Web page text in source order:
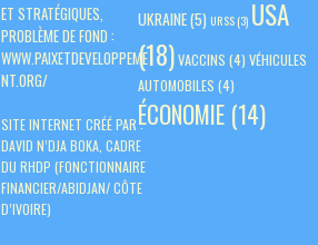
UKRAINE(5)URSS(3) USA
(18)VACCINS (4) VÉHICULES
AUTOMOBILES (4)
ÉCONOMIE (14)
ET STRATÉGIQUES,
PROBLÈME DE FOND :
WWW.PAIXETDEVELOPPEME
NT.ORG/
SITE INTERNET CRÉÉ PAR :
DAVID N’DJA BOKA, CADRE
DU RHDP (FONCTIONNAIRE
FINANCIER/ABIDJAN/ CÔTE
D’IVOIRE)